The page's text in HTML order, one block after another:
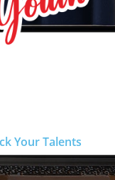
topik-topik
dilihat dari sudut
Your Talents